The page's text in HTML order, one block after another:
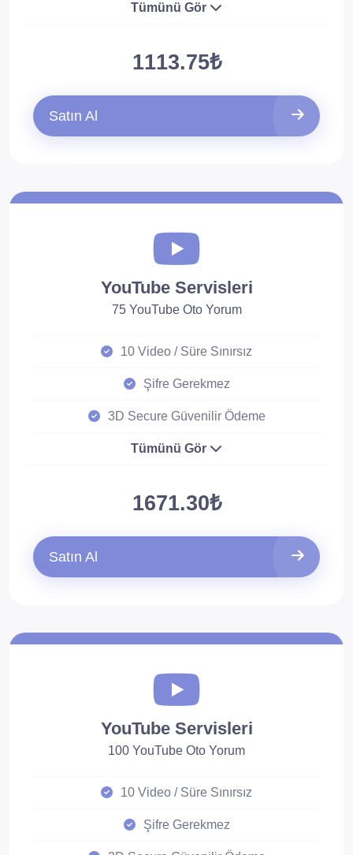
Tümünü Gör
1113.75₺
Satın Al
YouTube Servisleri
75 YouTube Oto Yorum
10 Video / Süre Sınırsız
Şifre Gerekmez
3D Secure Güvenilir Ödeme
Tümünü Gör
1671.30₺
Satın Al
YouTube Servisleri
100 YouTube Oto Yorum
10 Video / Süre Sınırsız
Şifre Gerekmez